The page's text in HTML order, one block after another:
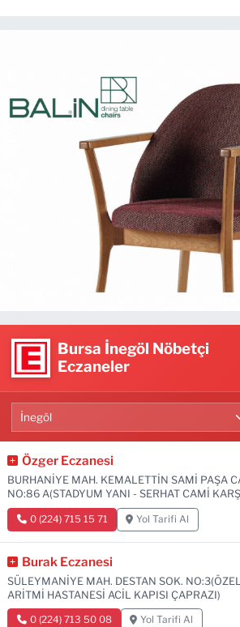
Bursa İnegöl Nöbetçi
Eczaneler
Özger Eczanesi
BURHANİYE MAH. KEMALETTİN SAMİ PAŞA
NO:86 A(STADYUM YANI - SERHAT CAMİ
0 (224) 715 15 71 Yol Tarifi Al
Burak Eczanesi
SÜLEYMANİYE MAH. DESTAN SOK. NO:3(ÖZEL
ARİTMİ HASTANESİ ACİL KAPISI ÇAPRAZI)
0 (224) 713 50 08 Yol Tarifi Al